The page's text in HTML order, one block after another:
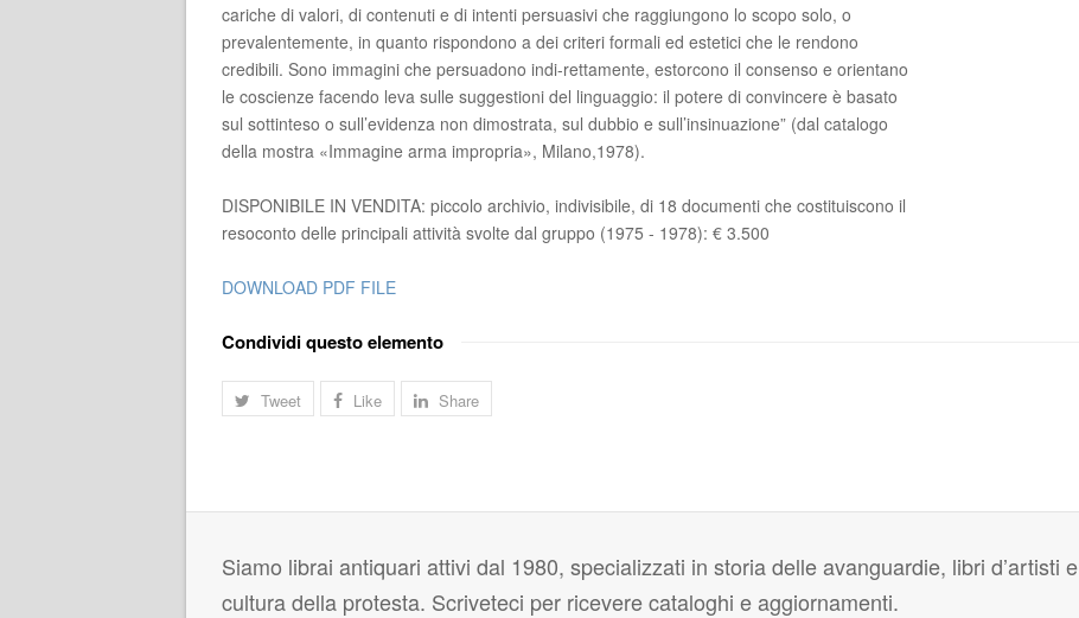
cariche di valori, di contenuti e di intenti persuasivi che raggiungono lo scopo solo, o
prevalentemente, in quanto rispondono a dei criteri formali ed estetici che le rendono
credibili. Sono immagini che persuadono indi-rettamente, estorcono il consenso e orientano
le coscienze facendo leva sulle suggestioni del linguaggio: il potere di convincere è basato
sul sottinteso o sull’evidenza non dimostrata, sul dubbio e sull’insinuazione” (dal catalogo
della mostra «Immagine arma impropria», Milano,1978).
DISPONIBILE IN VENDITA: piccolo archivio, indivisibile, di 18 documenti che costituiscono il
resoconto delle principali attività svolte dal gruppo (1975 - 1978): € 3.500
DOWNLOAD PDF FILE
Condividi questo elemento
Tweet Like Share
Siamo librai antiquari attivi dal 1980, specializzati in storia delle avanguardie, libri d’artisti e
cultura della protesta. Scriveteci per ricevere cataloghi e aggiornamenti.